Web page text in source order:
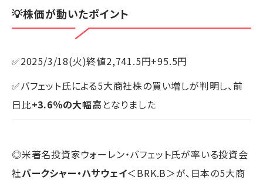
💡株価が動いたポイント
✅2025/3/18(火)終値2,741.5円+95.5円
✅バフェット氏による5大商社株の買い増しが判明し、前
日比+3.6％の大幅高 となりました
◎米著名投資家ウォーレン・バフェット氏が率いる投資会
社バークシャー・ハサウェイ＜BRK.B＞が、日本の5大商